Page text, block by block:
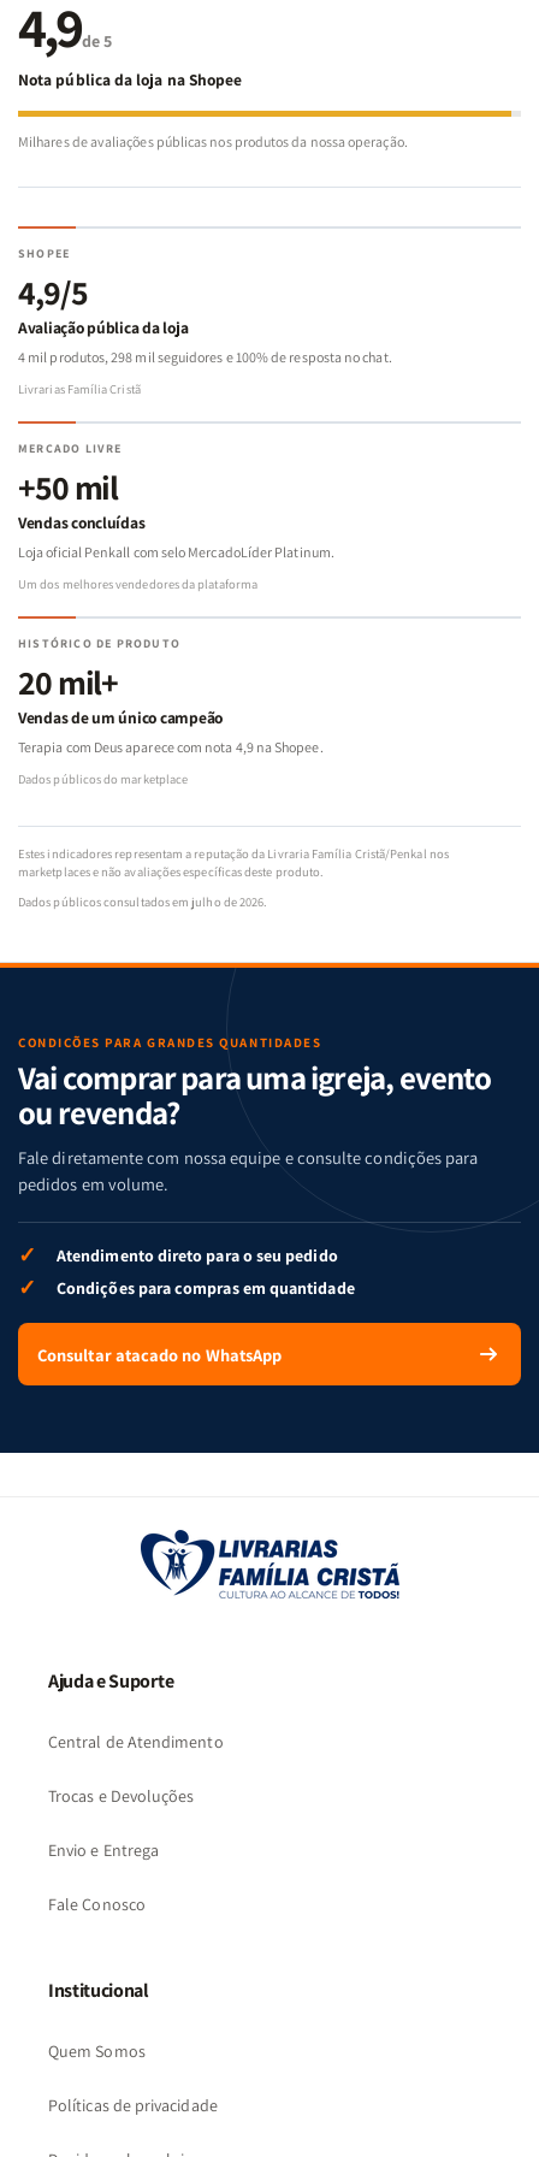
4,9de 5
Nota pública da loja na Shopee
Milhares de avaliações públicas nos produtos da nossa operação.
SHOPEE
4,9/5
Avaliação pública da loja
4 mil produtos, 298 mil seguidores e 100% de resposta no chat.
Livrarias Família Cristã
MERCADO LIVRE
+50 mil
Vendas concluídas
Loja oficial Penkall com selo MercadoLíder Platinum.
Um dos melhores vendedores da plataforma
HISTÓRICO DE PRODUTO
20 mil+
Vendas de um único campeão
Terapia com Deus aparece com nota 4,9 na Shopee.
Dados públicos do marketplace
Estes indicadores representam a reputação da Livraria Família Cristã/Penkal nos
marketplaces e não avaliações específicas deste produto.
Dados públicos consultados em julho de 2026.
CONDIÇÕES PARA GRANDES QUANTIDADES
Vai comprar para uma igreja, evento
ou revenda?
Fale diretamente com nossa equipe e consulte condições para
pedidos em volume.
✓ Atendimento direto para o seu pedido
✓ Condições para compras em quantidade
Consultar atacado no WhatsApp
Ajuda e Suporte
Central de Atendimento
Trocas e Devoluções
Envio e Entrega
Fale Conosco
Institucional
Quem Somos
Políticas de privacidade